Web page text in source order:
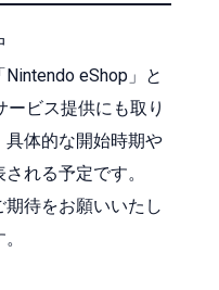
eShop」と
ービス提供にも取り
体的な開始時期や
れる予定です。
待をお願いいたし